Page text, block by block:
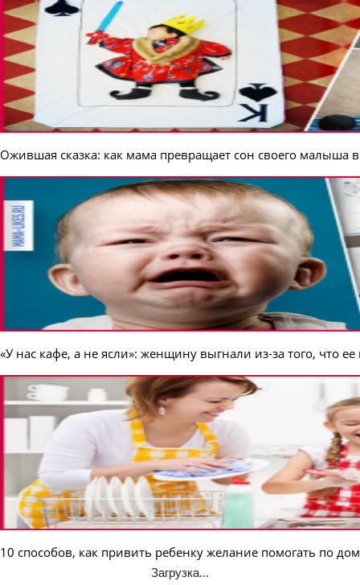
Ожившая сказка: как мама превращает сон своего малыша
«У нас кафе, а не ясли»: женщину выгнали из-за того, что
10 способов, как привить ребенку желание помогать по
Загрузка...